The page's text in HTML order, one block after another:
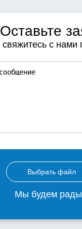
Оставьте
свяжитесь с
Выбрать файл
Мы будем рады